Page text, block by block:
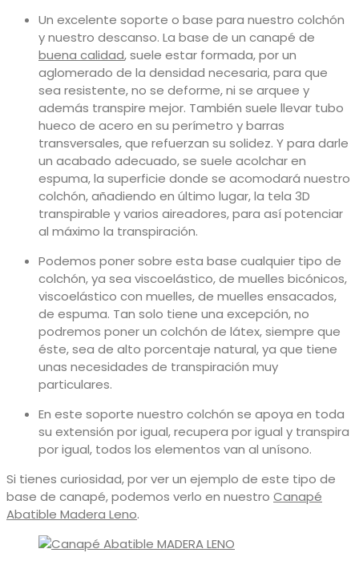
Un excelente soporte o base para nuestro colchón
y nuestro descanso. La base de un canapé de
buena calidad, suele estar formada, por un
aglomerado de la densidad necesaria, para que
sea resistente, no se deforme, ni se arquee y
además transpire mejor. También suele llevar tubo
hueco de acero en su perímetro y barras
transversales, que refuerzan su solidez. Y para darle
un acabado adecuado, se suele acolchar en
espuma, la superficie donde se acomodará nuestro
colchón, añadiendo en último lugar, la tela 3D
transpirable y varios aireadores, para así potenciar
al máximo la transpiración.
Podemos poner sobre esta base cualquier tipo de
colchón, ya sea viscoelástico, de muelles bicónicos,
viscoelástico con muelles, de muelles ensacados,
de espuma. Tan solo tiene una excepción, no
podremos poner un colchón de látex, siempre que
éste, sea de alto porcentaje natural, ya que tiene
unas necesidades de transpiración muy
particulares.
En este soporte nuestro colchón se apoya en toda
su extensión por igual, recupera por igual y transpira
por igual, todos los elementos van al unísono.
Si tienes curiosidad, por ver un ejemplo de este tipo de
base de canapé, podemos verlo en nuestro Canapé
Abatible Madera Leno.